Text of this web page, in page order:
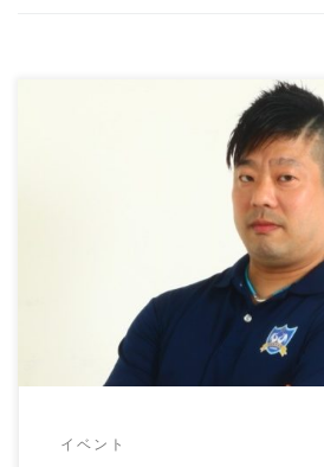
世界にはひとの数だけ「くらし」
と」（ワーク）があります。 その
ットライトをあてていくシリーズ
イベント